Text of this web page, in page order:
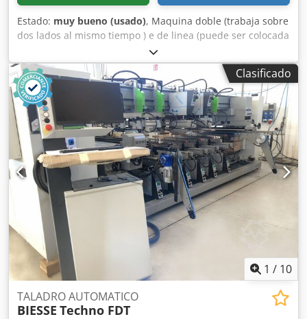
Estado: muy bueno (usado), Maquina doble (trabaja sobre
dos lados al mismo tiempo ) e de linea (puede ser colocada
después de un taladro multiple pasador por cyclo
automático) Dsdpfxsw Ug A Hj Abiock - Programmador
electronico "CNI" NC 400 - Cuadro de mandos y eléctrico
incorporado - N° 2 cintas de alimentación (HP 0,25 x 2
motores) - Anchura max de trabajo mm 3200 - Lado
derecho horizontal móvil, variable respecto a la anchura
de trabajo que se necesita - N° 1+1 depósitos-
alimentadores para almacenar mechónes - N° 6+6 grupos
insertadores (toberas inyectores de cola y insertion de
mechón-clavijas) - Sistema alimentaciòn cola a alta presiòn
- Potencia total instalada KW 5 ca.
Clasificado
1 / 10
TALADRO AUTOMATICO
BIESSE Techno FDT